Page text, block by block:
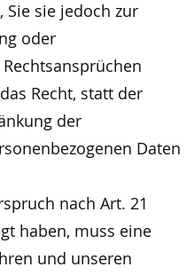
sie jedoch zur
oder
Recht, statt der
der
Daten
nach Art. 21
haben, muss eine
und unseren